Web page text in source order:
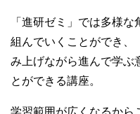
「進研ゼミ」では多様
組んでいくことができ、
み上げながら進んで学ぶ
とができる講座。